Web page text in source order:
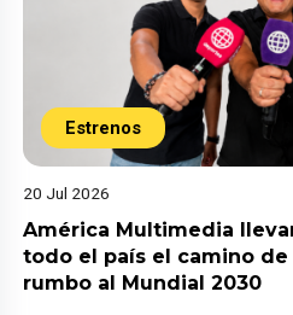
Estrenos
20 Jul 2026
América Multimedia
todo el país el camino de
rumbo al Mundial 2030